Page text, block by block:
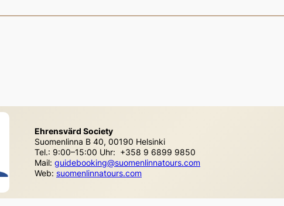
Ehrensvärd Society
Suomenlinna B 40, 00190 Helsinki
Tel.: 9:00–15:00 Uhr: +358 9 6899 9850
Mail: guidebooking@suomenlinnatours.com
Web: suomenlinnatours.com